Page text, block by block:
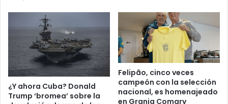
¿Y ahora Cuba? Donald
Trump ‘bromea’ sobre la
Felipão, cinco veces
campeón con la selección
nacional, es homenajeado
en Granja Comary